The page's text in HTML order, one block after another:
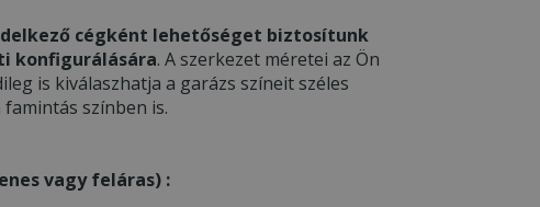
cégként lehetőséget biztosítunk
konfigurálására. A szerkezet méretei az Ön
is kiválaszhatja a garázs színeit széles
színben is.
vagy feláras) :